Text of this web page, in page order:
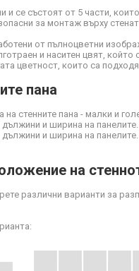
и се състоят от 5 части,
за монтаж върху
от пълноцветни
и наситен цвят, който
цветност, които са
пана
стенните пана - малки и
и ширина на
и ширина на
на
различни варианти за